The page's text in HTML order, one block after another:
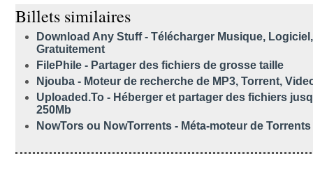
Billets similaires
Download Any Stuff - Télécharger Musique,
Gratuitement
FilePhile - Partager des fichiers de grosse taille
Njouba - Moteur de recherche de MP3, Torrent,
Uploaded.To - Héberger et partager des fichiers
250Mb
NowTors ou NowTorrents - Méta-moteur de Torrents